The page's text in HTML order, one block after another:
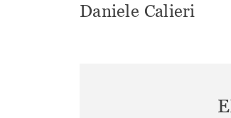
Daniele Calieri